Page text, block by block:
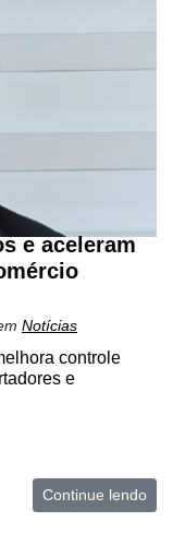
e aceleram
Notícias
controle
e
Continue lendo